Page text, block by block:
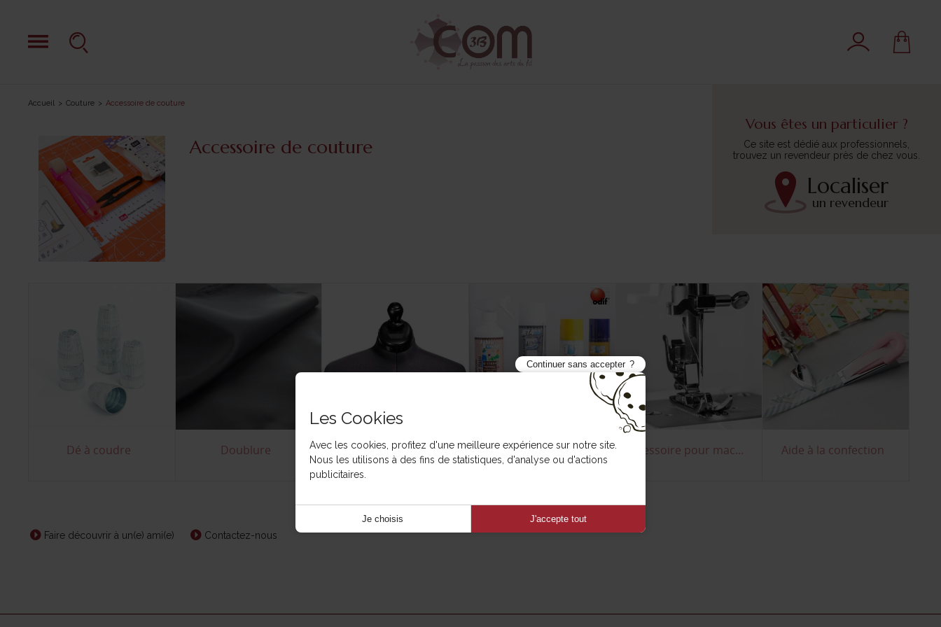
Vous êtes un particulier ?
Ce site est dédié aux professionnels,
trouvez un revendeur près de chez vous.
Localiser
un revendeur
Accueil Couture Accessoire de couture
Accessoire de couture
Dé à coudre Doublure Mannequins Colle - Spray Accessoire pour machine à coudre Aide à la confection
Faire découvrir à un(e) ami(e) Contactez-nous
Continuer sans accepter
Les Cookies
Avec les cookies, profitez d'une meilleure expérience sur notre site.
Nous les utilisons à des fins de statistiques, d'analyse ou d'actions
publicitaires.
Je choisis J'accepte tout